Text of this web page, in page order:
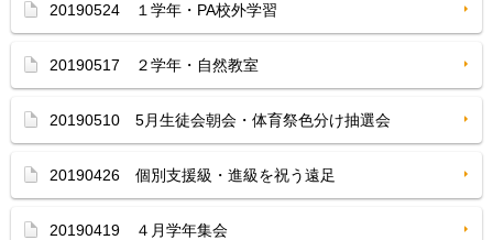
20190524 １学年・PA校外学習
20190517 ２学年・自然教室
20190510 5月生徒会朝会・体育祭色分け抽選会
20190426 個別支援級・進級を祝う遠足
20190419 ４月学年集会